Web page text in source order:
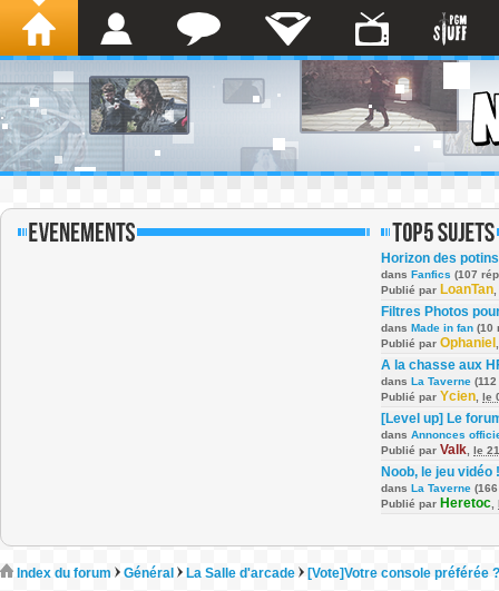
Horizon des potins
dans Fanfics (107
Publié par LoanTan
Filtres Photos
dans Made in fan (10
Publié par Ophaniel
A la chasse aux
dans La Taverne
Publié par Ycien le
[Level up] Le
dans Annonces
Publié par Valk le
Noob, le jeu vidéo !
dans La Taverne
Publié par Heretoc
Index du forum Général La Salle d'arcade [Vote]Votre console préférée